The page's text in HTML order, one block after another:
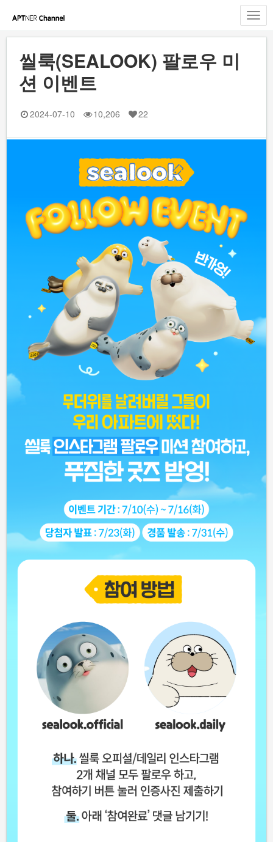
씰룩(SEALOOK) 팔로우 미
션 이벤트
2024-07-10 10,206 22